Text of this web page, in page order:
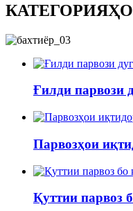
Ғилди парвози
Парвозҳои
Қуттии парвоз